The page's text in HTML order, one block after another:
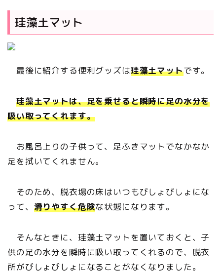
珪藻土マット
最後に紹介する便利グッズは珪藻土マットです。
珪藻土マットは、足を乗せると瞬時に足の水分を
吸い取ってくれます。
お風呂上りの子供って、足ふきマットでなかなか
足を拭いてくれません。
そのため、脱衣場の床はいつもびしょびしょにな
って、 滑りやすく危険な状態になります。
そんなときに、珪藻土マットを置いておくと、子
供の足の水分を瞬時に吸い取ってくれるので、脱衣
所がびしょびしょになることがなくなりました。